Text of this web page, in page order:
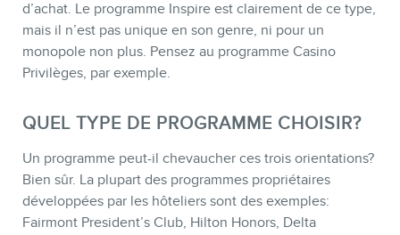
d’achat. Le programme Inspire est clairement de ce type,
mais il n’est pas unique en son genre, ni pour un
monopole non plus. Pensez au programme Casino
Privilèges, par exemple.
QUEL TYPE DE PROGRAMME CHOISIR?
Un programme peut-il chevaucher ces trois orientations?
Bien sûr. La plupart des programmes propriétaires
développées par les hôteliers sont des exemples:
Fairmont President’s Club, Hilton Honors, Delta